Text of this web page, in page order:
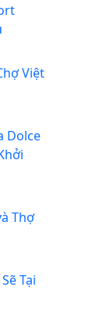
Việt
Dolce
Thợ
Tại